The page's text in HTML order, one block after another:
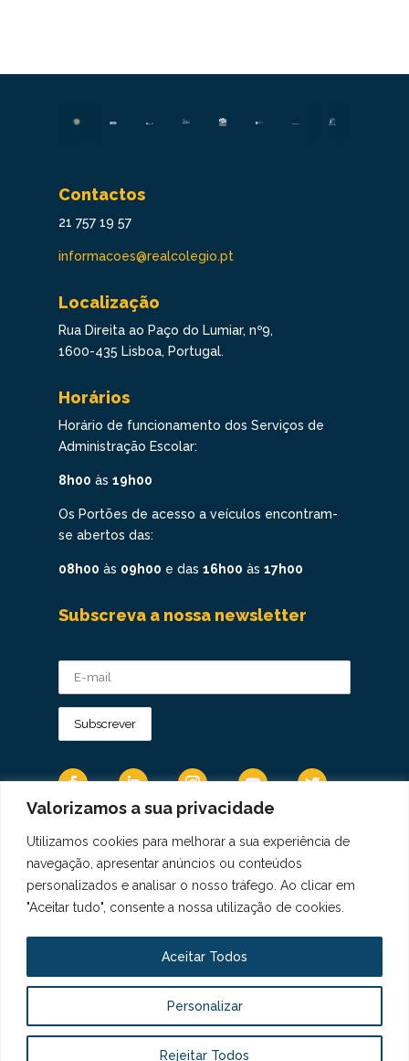
Valorizamos a sua privacidade
Utilizamos cookies para melhorar a sua experiência de
navegação, apresentar anúncios ou conteúdos
personalizados e analisar o nosso tráfego. Ao clicar em
"Aceitar tudo", consente a nossa utilização de cookies.
Personalizar
Rejeitar Todos
Aceitar Todos
Contactos
21 757 19 57
informacoes@realcolegio.pt
Localização
Rua Direita ao Paço do Lumiar, nº9,
1600-435 Lisboa, Portugal.
Horários
Horário de funcionamento dos Serviços de
Administração Escolar:
8h00 às 19h00
Os Portões de acesso a veículos encontram-
se abertos das:
08h00 às 09h00 e das 16h00 às 17h00
Subscreva a nossa newsletter
Os Dados Pessoais são tratados de acordo
com a Diretiva 95/46/CE do Regulamento
Geral sobre a Proteção de Dados.
Copyright © 2021 Real Colégio de Portugal.
Todos os direitos revervados. Conheça a nossa
Política de Privacidadeaqui
Livro de Elogios, Sugestões e Reclamações
Canal de Denúncias